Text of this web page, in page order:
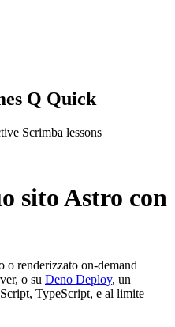
Q Quick
Scrimba lessons
sito Astro con
o renderizzato on-demand
o su Deno Deploy, un
TypeScript, e al limite